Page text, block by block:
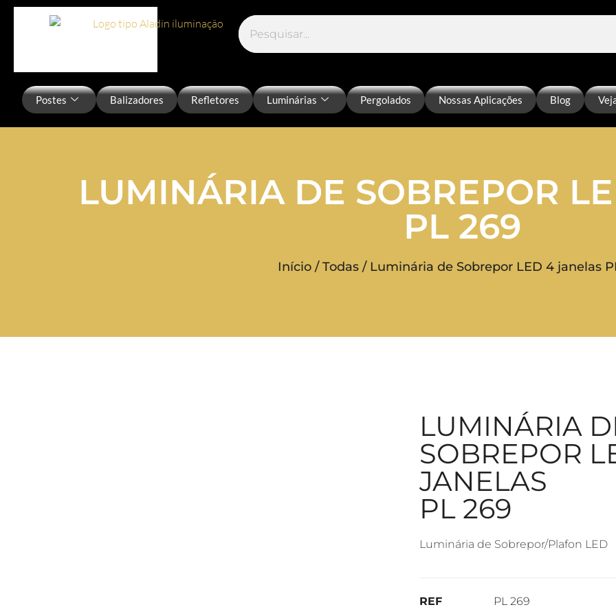
Postes Balizadores Refletores Luminárias Pergolados Nossas Aplicações Blog
LUMINÁRIA DE SOBREPOR
PL 269
Início/Todas/ Luminária de Sobrepor LED 4 janelas
LUMINÁRIA
SOBREPOR
JANELAS
PL 269
Luminária de Sobrepor/Plafon LED
REF
PL 269